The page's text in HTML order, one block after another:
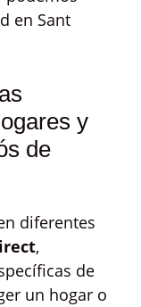
en Sant
y
de
diferentes
,
de
un hogar o